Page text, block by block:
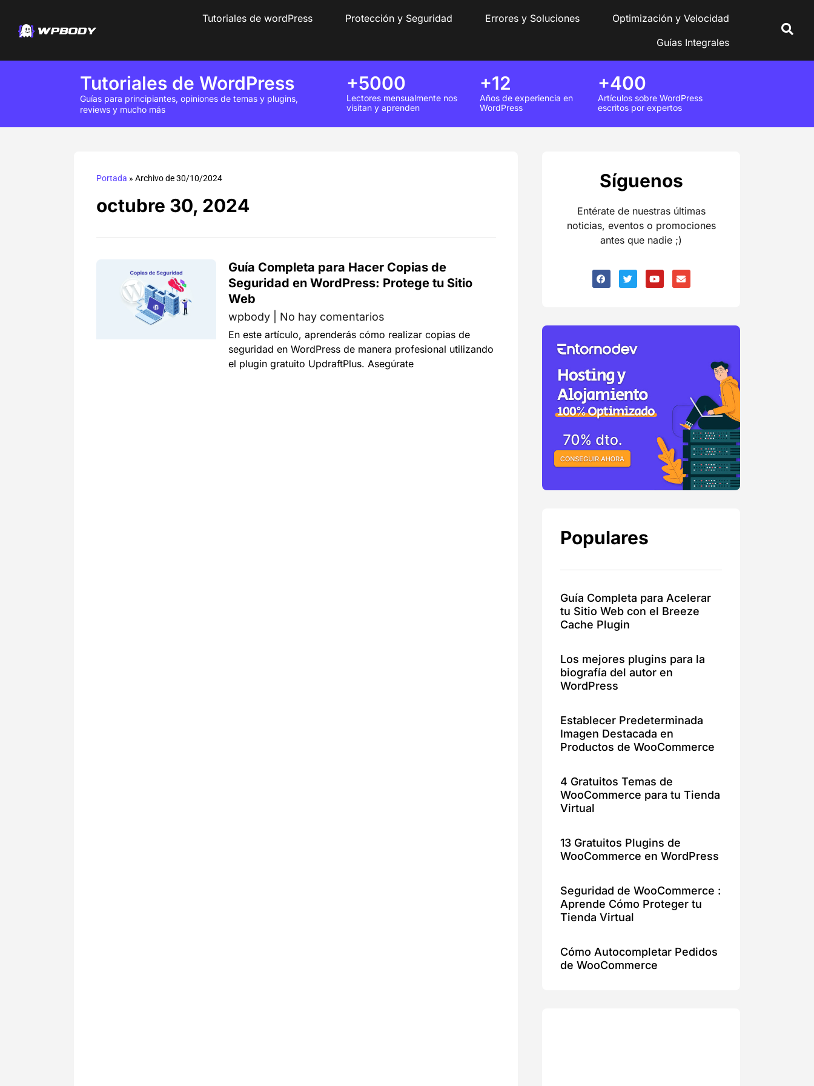
Tutoriales de wordPress Protección y Seguridad Errores y Soluciones
Optimización y Velocidad
Guías Integrales
Tutoriales de WordPress
Guías para principiantes, opiniones de temas y plugins,
reviews y mucho más
+5000
Lectores mensualmente nos
visitan y aprenden
+12
Años de experiencia en
WordPress
+400
Artículos sobre WordPress
escritos por expertos
Portada » Archivo de 30/10/2024
octubre 30, 2024
Guía Completa para Hacer Copias de
Seguridad en WordPress: Protege tu Sitio
Web
wpbody No hay comentarios
En este artículo, aprenderás cómo realizar copias de
seguridad en WordPress de manera profesional utilizando
el plugin gratuito UpdraftPlus. Asegúrate
Síguenos
Entérate de nuestras últimas
noticias, eventos o promociones
antes que nadie ;)
Populares
Guía Completa para Acelerar
tu Sitio Web con el Breeze
Cache Plugin
Los mejores plugins para la
biografía del autor en
WordPress
Establecer Predeterminada
Imagen Destacada en
Productos de WooCommerce
4 Gratuitos Temas de
WooCommerce para tu Tienda
Virtual
13 Gratuitos Plugins de
WooCommerce en WordPress
Seguridad de WooCommerce :
Aprende Cómo Proteger tu
Tienda Virtual
Cómo Autocompletar Pedidos
de WooCommerce